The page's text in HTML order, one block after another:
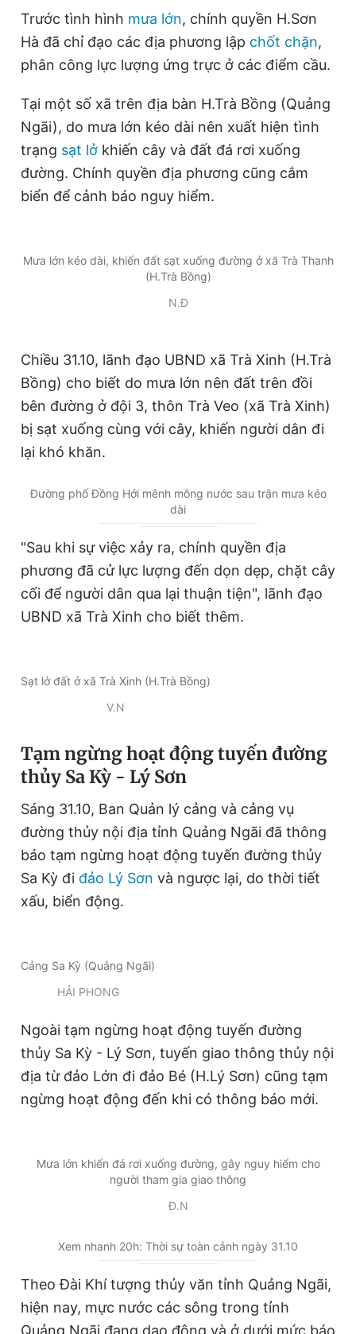
Trước tình hình mưa lớn, chính quyền H.Sơn
Hà đã chỉ đạo các địa phương lập chốt chặn,
phân công lực lượng ứng trực ở các điểm cầu.
Tại một số xã trên địa bàn H.Trà Bồng (Quảng
Ngãi), do mưa lớn kéo dài nên xuất hiện tình
trạng sạt lở khiến cây và đất đá rơi xuống
đường. Chính quyền địa phương cũng cắm
biển để cảnh báo nguy hiểm.
Mưa lớn kéo dài, khiến đất sạt xuống đường ở xã Trà Thanh
(H.Trà Bồng)
N.Đ
Chiều 31.10, lãnh đạo UBND xã Trà Xinh (H.Trà
Bồng) cho biết do mưa lớn nên đất trên đồi
bên đường ở đội 3, thôn Trà Veo (xã Trà Xinh)
bị sạt xuống cùng với cây, khiến người dân đi
lại khó khăn.
Đường phố Đồng Hới mênh mông nước sau trận mưa kéo
dài
"Sau khi sự việc xảy ra, chính quyền địa
phương đã cử lực lượng đến dọn dẹp, chặt cây
cối để người dân qua lại thuận tiện", lãnh đạo
UBND xã Trà Xinh cho biết thêm.
Sạt lở đất ở xã Trà Xinh (H.Trà Bồng)
V.N
Tạm ngừng hoạt động tuyến đường
thủy Sa Kỳ - Lý Sơn
Sáng 31.10, Ban Quản lý cảng và cảng vụ
đường thủy nội địa tỉnh Quảng Ngãi đã thông
báo tạm ngừng hoạt động tuyến đường thủy
Sa Kỳ đi đảo Lý Sơn và ngược lại, do thời tiết
xấu, biển động.
Cảng Sa Kỳ (Quảng Ngãi)
HẢI PHONG
Ngoài tạm ngừng hoạt động tuyến đường
thủy Sa Kỳ - Lý Sơn, tuyến giao thông thủy nội
địa từ đảo Lớn đi đảo Bé (H.Lý Sơn) cũng tạm
ngừng hoạt động đến khi có thông báo mới.
Mưa lớn khiến đá rơi xuống đường, gây nguy hiểm cho
người tham gia giao thông
Đ.N
Xem nhanh 20h: Thời sự toàn cảnh ngày 31.10
Theo Đài Khí tượng thủy văn tỉnh Quảng Ngãi,
hiện nay, mực nước các sông trong tỉnh
Quảng Ngãi đang dao động và ở dưới mức báo